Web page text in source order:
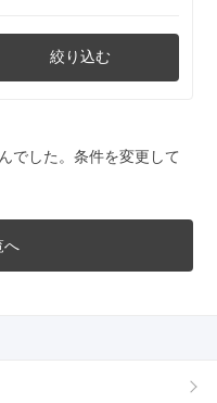
絞り込む
でした。条件を変更して
へ